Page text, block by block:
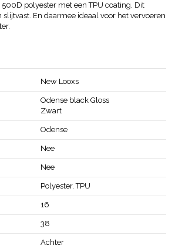
polyester met een TPU coating. Dit
slijtvast. En daarmee ideaal voor het vervoeren
New Looxs
Odense black Gloss
Zwart
Odense
Nee
Nee
Polyester, TPU
16
38
Achter